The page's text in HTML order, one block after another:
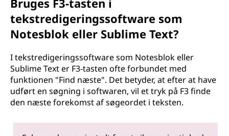
Bruges F3-tasten i
tekstredigeringssoftware som
Notesblok eller Sublime Text?
I tekstredigeringssoftware som Notesblok eller
Sublime Text er F3-tasten ofte forbundet med
funktionen "Find næste". Det betyder, at efter at have
udført en søgning i softwaren, vil et tryk på F3 finde
den næste forekomst af søgeordet i teksten.